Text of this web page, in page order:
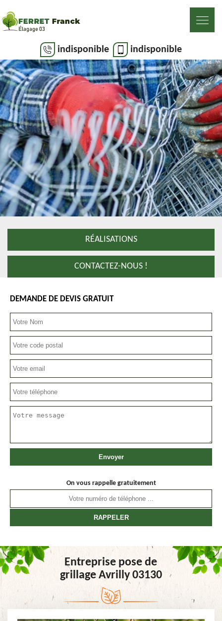
indisponible indisponible
RÉALISATIONS
CONTACTEZ-NOUS !
DEMANDE DE DEVIS GRATUIT
On vous rappelle gratuitement
Entreprise pose de
grillage Avrilly 03130